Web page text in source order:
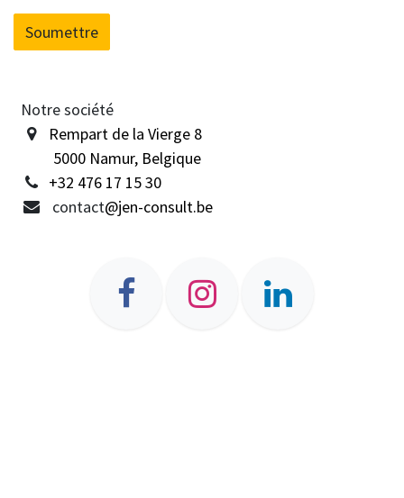
Soumettre
Notre société
Rempart de la Vierge 8
5000 Namur, Belgique
+32 476 17 15 30
contact@jen-consult.be